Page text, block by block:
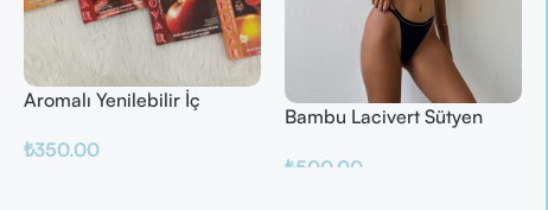
Aromalı Yenilebilir İç
Elma / Portakal
₺350.00
Bambu Lacivert Sütyen
₺500.00